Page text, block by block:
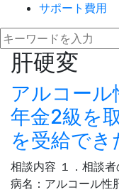
サポート費用
肝硬変
アルコール
年金2級を
を受給でき
相談内容 １．相談
病名：アルコール性